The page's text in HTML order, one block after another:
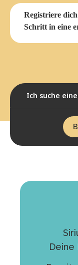
Registriere
Schritt in eine
Ich suche
Deine